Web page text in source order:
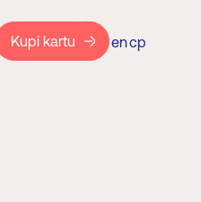
Kupi kartu enср